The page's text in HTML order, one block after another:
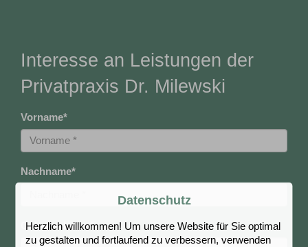
Interesse an Leistungen der
Privatpraxis Dr. Milewski
Vorname*
Nachname*
Geburtsdatum*
Datenschutz
Herzlich willkommen! Um unsere Website für Sie optimal
zu gestalten und fortlaufend zu verbessern, verwenden